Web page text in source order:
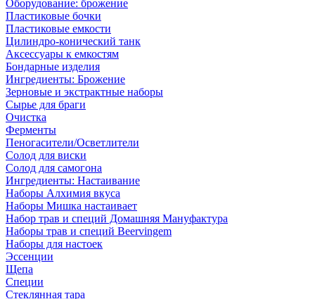
Оборудование: брожение
Пластиковые бочки
Пластиковые емкости
Цилиндро-конический танк
Аксессуары к емкостям
Бондарные изделия
Ингредиенты: Брожение
Зерновые и экстрактные наборы
Сырье для браги
Очистка
Ферменты
Пеногасители/Осветлители
Солод для виски
Солод для самогона
Ингредиенты: Настаивание
Наборы Алхимия вкуса
Наборы Мишка настаивает
Набор трав и специй Домашняя Мануфактура
Наборы трав и специй Beervingem
Наборы для настоек
Эссенции
Щепа
Специи
Стеклянная тара